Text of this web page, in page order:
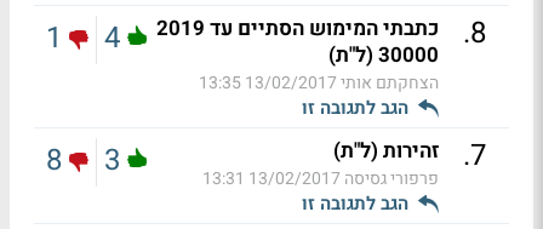
8
.
כתבתי המימוש הסתיים עד 2019
30000 (ל"ת)
הצחקתם אותי13/02/2017 13:35
הגב לתגובה זו
4
1
7
. זהירות (ל"ת)
פרפורי גסיסה 13/02/2017 13:31
הגב לתגובה זו
3
8